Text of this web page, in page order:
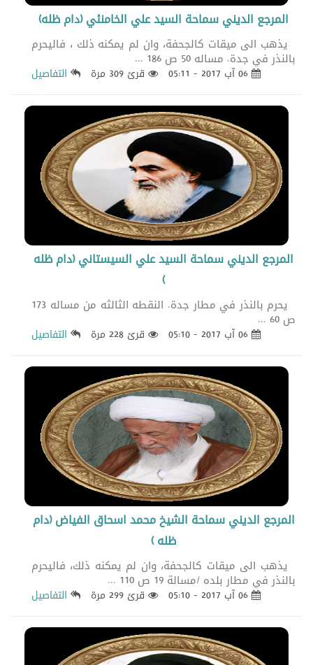
المرجع الديني سماحة السيد علي الخامنئي (دام ظله)
يذهب الى ميقات كالجحفة، وان لم يمكنه ذلك ، فاليحرم
بالنذر في جدة. مساله 50 ص 186 ...
قرئ 309 مرة التفاصيل
المرجع الديني سماحة السيد علي السيستاني (دام ظله
)
يحرم بالنذر في مطار جدة. النقطه الثالثه من مساله 173
ص 60 ...
قرئ 228 مرة التفاصيل
المرجع الديني سماحة الشيخ محمد اسحاق الفياض (دام
ظله )
يذهب الى ميقات كالجحفة، وان لم يمكنه ذلك، فاليحرم
بالنذر في مطار بلده /مسالة 19 ص 110 ...
قرئ 299 مرة التفاصيل